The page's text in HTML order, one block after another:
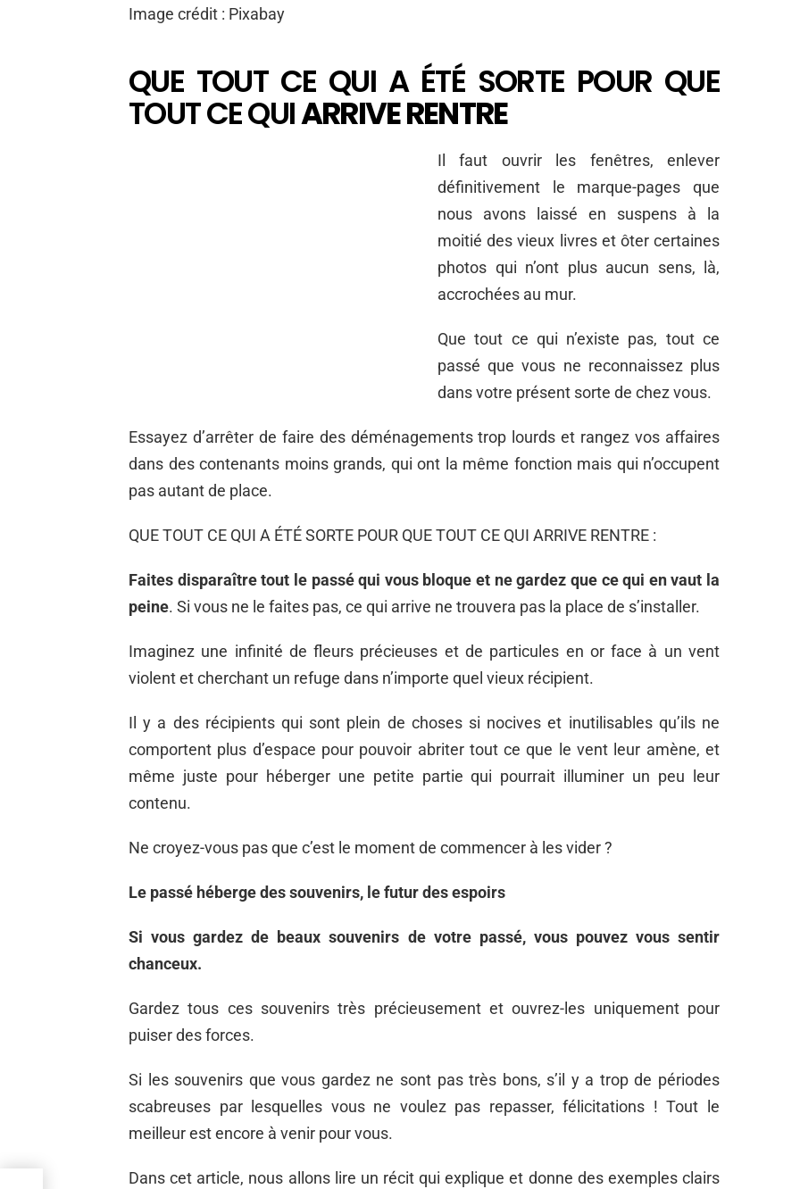
Image crédit : Pixabay
QUE TOUT CE QUI A ÉTÉ SORTE POUR QUE
TOUT CE QUIARRIVE RENTRE
Il faut ouvrir les fenêtres, enlever
définitivement le marque-pages que
nous avons laissé en suspens à la
moitié des vieux livres et ôter certaines
photos qui n’ont plus aucun sens, là,
accrochées au mur.
Que tout ce qui n’existe pas, tout ce
passé que vous ne reconnaissez plus
dans votre présent sorte de chez vous.
Essayez d’arrêter de faire des déménagements trop lourds et rangez vos affaires
dans des contenants moins grands, qui ont la même fonction mais qui n’occupent
pas autant de place.
QUE TOUT CE QUI A ÉTÉ SORTE POUR QUE TOUT CE QUI ARRIVE RENTRE :
Faites disparaître tout le passé qui vous bloque et ne gardez que ce qui en vaut la
peine. Si vous ne le faites pas, ce qui arrive ne trouvera pas la place de s’installer.
Imaginez une infinité de fleurs précieuses et de particules en or face à un vent
violent et cherchant un refuge dans n’importe quel vieux récipient.
Il y a des récipients qui sont plein de choses si nocives et inutilisables qu’ils ne
comportent plus d’espace pour pouvoir abriter tout ce que le vent leur amène, et
même juste pour héberger une petite partie qui pourrait illuminer un peu leur
contenu.
Ne croyez-vous pas que c’est le moment de commencer à les vider ?
Le passé héberge des souvenirs, le futur des espoirs
Si vous gardez de beaux souvenirs de votre passé, vous pouvez vous sentir
chanceux.
Gardez tous ces souvenirs très précieusement et ouvrez-les uniquement pour
puiser des forces.
Si les souvenirs que vous gardez ne sont pas très bons, s’il y a trop de périodes
scabreuses par lesquelles vous ne voulez pas repasser, félicitations ! Tout le
meilleur est encore à venir pour vous.
Dans cet article, nous allons lire un récit qui explique et donne des exemples clairs